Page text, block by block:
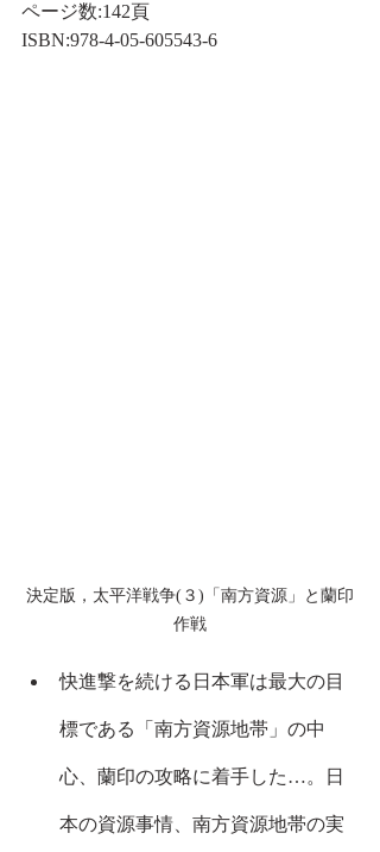
ページ数:142頁
ISBN:978-4-05-605543-6
決定版，太平洋戦争(３)「南方資源」と蘭印
作戦
快進撃を続ける日本軍は最大の目
標である「南方資源地帯」の中
心、蘭印の攻略に着手した…。日
本の資源事情、南方資源地帯の実